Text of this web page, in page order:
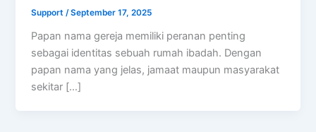
Support/September 17, 2025
Papan nama gereja memiliki peranan penting
sebagai identitas sebuah rumah ibadah. Dengan
papan nama yang jelas, jamaat maupun masyarakat
sekitar […]